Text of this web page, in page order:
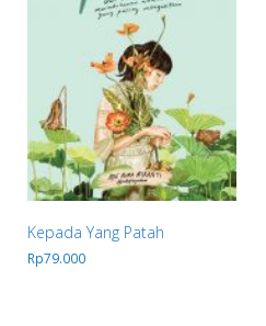
Kepada Yang Patah
Rp79.000